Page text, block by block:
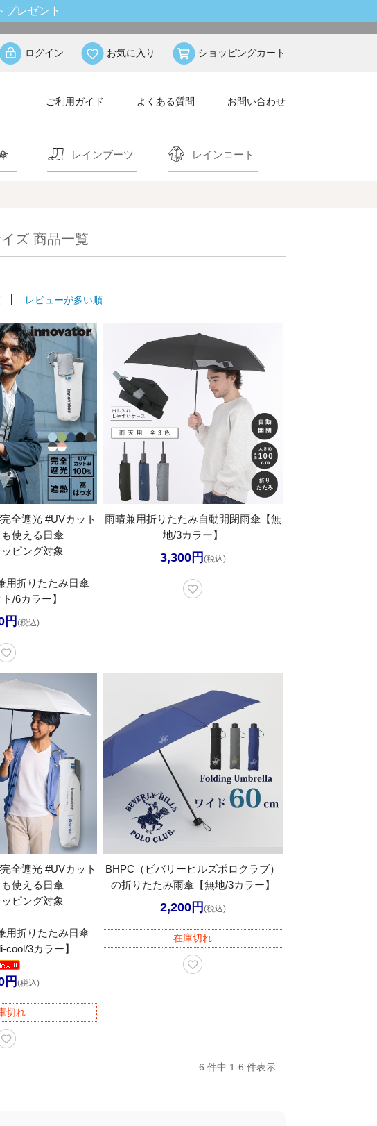
プレゼント
ログイン お気に入り ショッピングカート
ご利用ガイド よくある質問 お問い合わせ
レインブーツ レインコート
ズ 商品一覧
レビューが多い順
全遮光 #UVカット
使える日傘
ピング対象
用折りたたみ日傘
/6カラー】
円 (税込)
雨晴兼用折りたたみ自動開閉雨傘【無
地/3カラー】
3,300円 (税込)
全遮光 #UVカット
使える日傘
ピング対象
用折りたたみ日傘
cool/3カラー】
円 (税込)
切れ
BHPC（ビバリーヒルズポロクラブ）
の折りたたみ雨傘【無地/3カラー】
2,200円 (税込)
在庫切れ
6 件中 1-6 件表示